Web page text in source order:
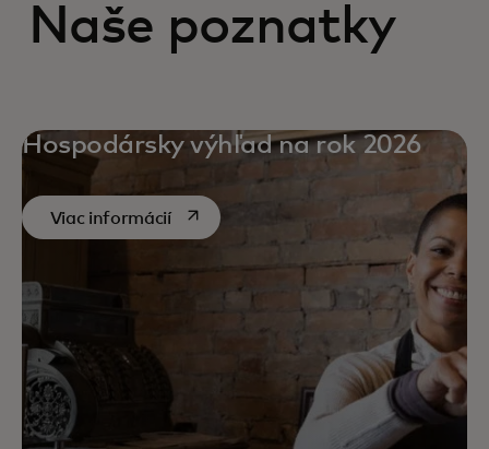
Naše poznatky
Hospodársky výhľad na rok 2026
Viac informáciíopens in a new tab